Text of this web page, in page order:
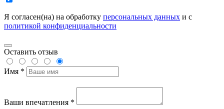
Я согласен(на) на обработку персональных данных и с
политикой конфиденциальности
Оставить отзыв
Имя *
Ваши впечатления *